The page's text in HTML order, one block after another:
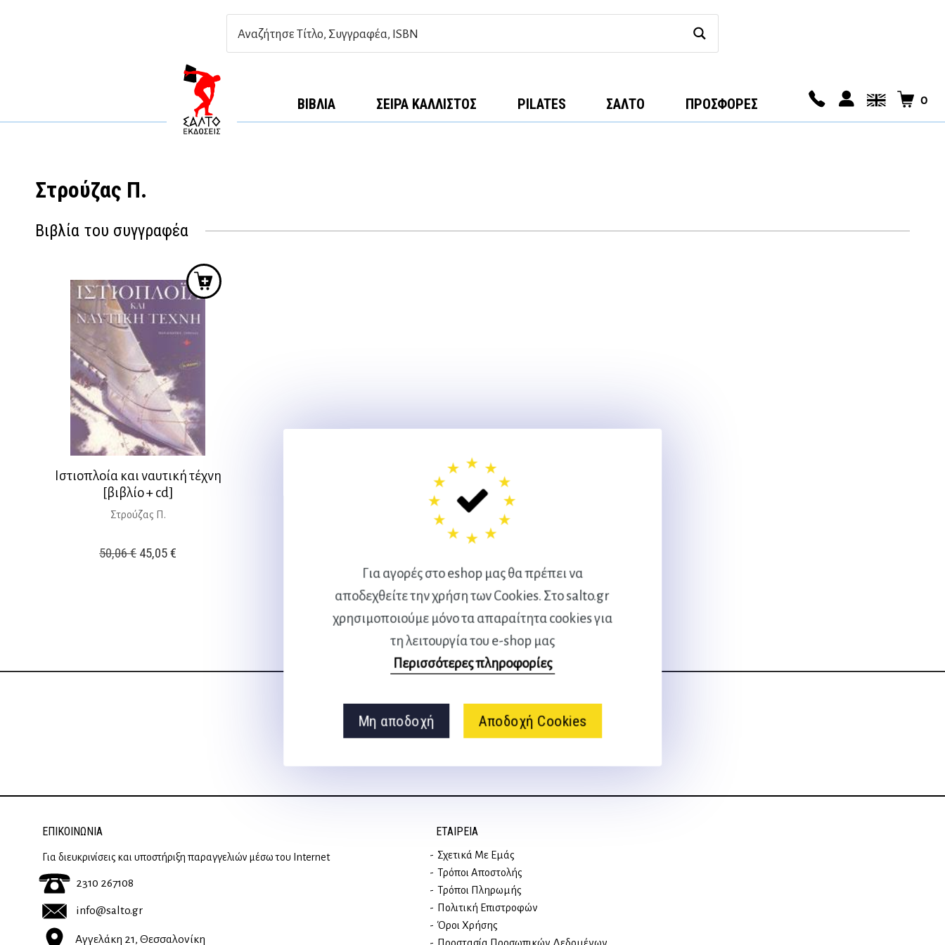
Για αγορές στο eshop μας θα πρέπει να
αποδεχθείτε την χρήση των Cookies. Στο salto.gr
χρησιμοποιούμε μόνο τα απαραίτητα cookies για
τη λειτουργία του e-shop μας
Περισσότερες πληροφορίες
Μη αποδοχή Αποδοχή Cookies
ΒΙΒΛΊΑ ΣΕΙΡΆ ΚΆΛΛΙΣΤΟΣ PILATES ΣΑΛΤΟ ΠΡΟΣΦΟΡΕΣ 0
Στρούζας Π.
Βιβλία του συγγραφέα
Ιστιοπλοία και ναυτική τέχνη
[βιβλίο + cd]
Στρούζας Π.
50,06€ Original
45,05€
Ακολουθήστε μας
ΕΠΙΚΟΙΝΩΝΊΑ
Για διευκρινίσεις και υποστήριξη παραγγελιών μέσω του Internet
2310 267108
info@salto.gr
Αγγελάκη 21, Θεσσαλονίκη
ΕΤΑΙΡΕΊΑ
Σχετικά Με Εμάς
Τρόποι Αποστολής
Τρόποι Πληρωμής
Πολιτική Επιστροφών
Όροι Χρήσης
Προστασία Προσωπικών Δεδομένων